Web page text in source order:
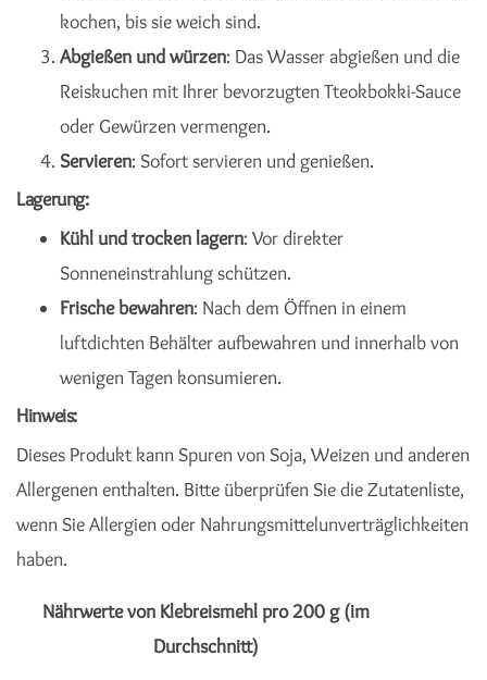
kochen, bis sie weich sind.
Abgießen und würzen: Das Wasser abgießen und die
Reiskuchen mit Ihrer bevorzugten Tteokbokki-Sauce
oder Gewürzen vermengen.
Servieren: Sofort servieren und genießen.
Lagerung:
Kühl und trocken lagern: Vor direkter
Sonneneinstrahlung schützen.
Frische bewahren: Nach dem Öffnen in einem
luftdichten Behälter aufbewahren und innerhalb von
wenigen Tagen konsumieren.
Hinweis:
Dieses Produkt kann Spuren von Soja, Weizen und anderen
Allergenen enthalten. Bitte überprüfen Sie die Zutatenliste,
wenn Sie Allergien oder Nahrungsmittelunverträglichkeiten
haben.
Nährwerte von Klebreismehl pro 200 g (im
Durchschnitt)